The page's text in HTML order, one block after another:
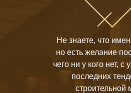
Не знаете, что
но есть желание
чего ни у кого нет, с
последних
строительной